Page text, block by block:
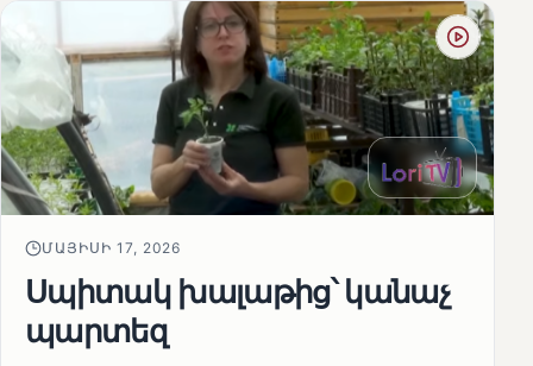
ՄԱՅԻՍԻ 17, 2026
Սպիտակ խալաթից՝ կանաչ
պարտեզ